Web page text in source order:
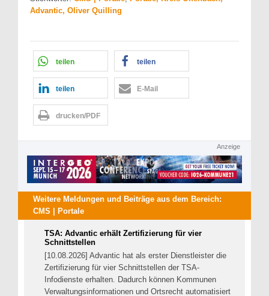
Advantic, Oliver Quilling
teilen teilen
teilen E-Mail
drucken/PDF
Anzeige
Weitere Meldungen und Beiträge aus dem Bereich:
CMS | Portale
TSA: Advantic erhält Zertifizierung für vier
Schnittstellen
[10.08.2026] Advantic hat als erster Dienstleister die
Zertifizierung für vier Schnittstellen der TSA-
Infodienste erhalten. Dadurch können Kommunen
Verwaltungsinformationen und Ortsrecht automatisiert